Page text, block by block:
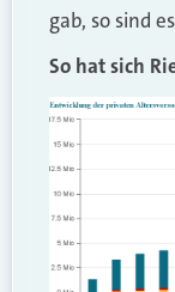
gab, so sind es
So hat sich